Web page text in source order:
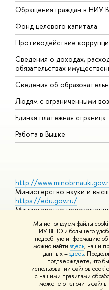
Мы используем файлы
НИУ ВШЭ и большего
подробную информацию об
можно найти здесь, наши
данных –здесь.
подтверждаете, что
использовании файлов
с нашими правилами
можете отключить файлы
Обращения граждан в НИУ
Фонд целевого капитала
Противодействие
Сведения о доходах,
обязательствах
Сведения об
Людям с ограниченными
Единая платежная страница
Работа в Вышке
http://
Министерство науки и
https://edu.gov.ru/
Министерство
https://elearning.hse.ru/mooc
Массовые открытые
© НИУ ВШЭ 1993–2026 Адреса
использования материалов
Шрифты HSE Sans и HSE Slab